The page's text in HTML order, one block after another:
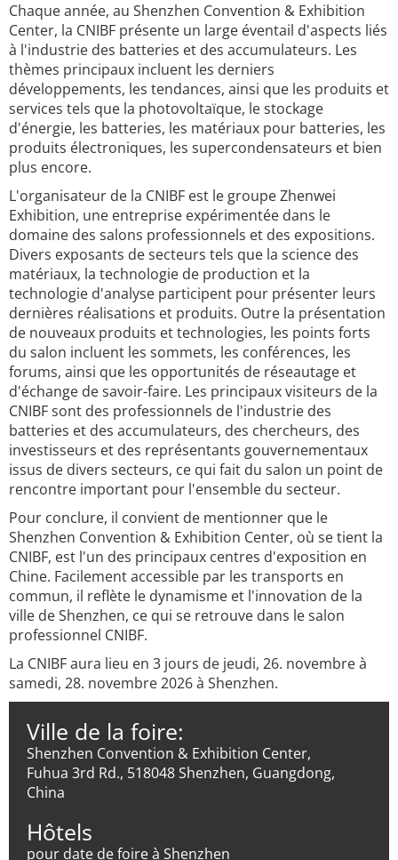
Chaque année, au Shenzhen Convention & Exhibition
Center, la CNIBF présente un large éventail d'aspects liés
à l'industrie des batteries et des accumulateurs. Les
thèmes principaux incluent les derniers
développements, les tendances, ainsi que les produits et
services tels que la photovoltaïque, le stockage
d'énergie, les batteries, les matériaux pour batteries, les
produits électroniques, les supercondensateurs et bien
plus encore.
L'organisateur de la CNIBF est le groupe Zhenwei
Exhibition, une entreprise expérimentée dans le
domaine des salons professionnels et des expositions.
Divers exposants de secteurs tels que la science des
matériaux, la technologie de production et la
technologie d'analyse participent pour présenter leurs
dernières réalisations et produits. Outre la présentation
de nouveaux produits et technologies, les points forts
du salon incluent les sommets, les conférences, les
forums, ainsi que les opportunités de réseautage et
d'échange de savoir-faire. Les principaux visiteurs de la
CNIBF sont des professionnels de l'industrie des
batteries et des accumulateurs, des chercheurs, des
investisseurs et des représentants gouvernementaux
issus de divers secteurs, ce qui fait du salon un point de
rencontre important pour l'ensemble du secteur.
Pour conclure, il convient de mentionner que le
Shenzhen Convention & Exhibition Center, où se tient la
CNIBF, est l'un des principaux centres d'exposition en
Chine. Facilement accessible par les transports en
commun, il reflète le dynamisme et l'innovation de la
ville de Shenzhen, ce qui se retrouve dans le salon
professionnel CNIBF.
La CNIBF aura lieu en 3 jours de jeudi, 26. novembre à
samedi, 28. novembre 2026 à Shenzhen.
Ville de la foire:
Shenzhen Convention & Exhibition Center,
Fuhua 3rd Rd., 518048 Shenzhen, Guangdong,
China
Hôtels
pour date de foire à Shenzhen